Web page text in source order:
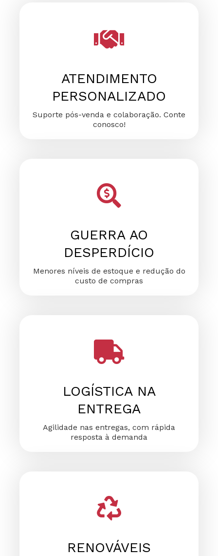
ATENDIMENTO
PERSONALIZADO
Suporte pós-venda e colaboração. Conte
conosco!
GUERRA AO
DESPERDÍCIO
Menores níveis de estoque e redução do
custo de compras
LOGÍSTICA NA
ENTREGA
Agilidade nas entregas, com rápida
resposta à demanda
RENOVÁVEIS